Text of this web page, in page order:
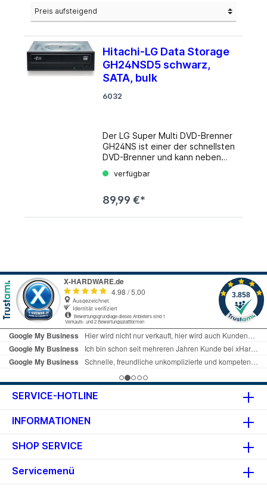
Hitachi-LG Data Storage
GH24NSD5 schwarz,
SATA, bulk
6032
Der LG Super Multi DVD-Brenner
GH24NS ist einer der schnellsten
DVD-Brenner und kann neben
Medien beschreiben und lesen -
Langlebigkeit vor allem zur
von gebrannten DVD- und CD-
Medien erhöht. Eine
Passwortverschlüsselung
verhindert unbefugten Zugriff
auf die gespeicherten Daten.
Der Benutzer kann die Daten nur
durch Eingabe eines Passwortes
und entsprechender Software
einsehen. Details Anschlüsse: 7-
Medien-Zuführung: Schublade
verfügbar
89,99 €*
SERVICE-HOTLINE
INFORMATIONEN
SHOP SERVICE
Servicemenü